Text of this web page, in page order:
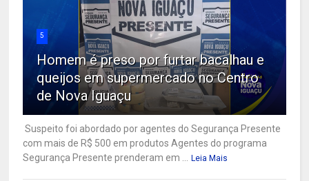
5
Homem é preso por furtar bacalhau e
queijos em supermercado no Centro
de Nova Iguaçu
Suspeito foi abordado por agentes do Segurança Presente
com mais de R$ 500 em produtos Agentes do programa
Segurança Presente prenderam em ...
Leia Mais